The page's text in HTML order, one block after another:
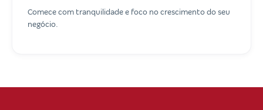
Comece com tranquilidade e foco no crescimento do seu
negócio.